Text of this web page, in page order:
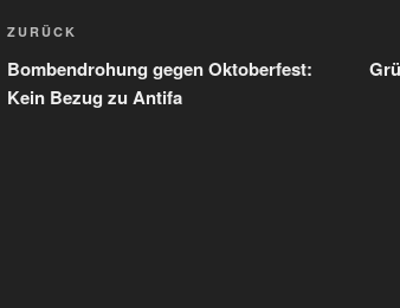
Beitragsnavigation
Vorheriger
Beitrag
ZURÜCK
Bombendrohung gegen Oktoberfest:
Kein Bezug zu Antifa